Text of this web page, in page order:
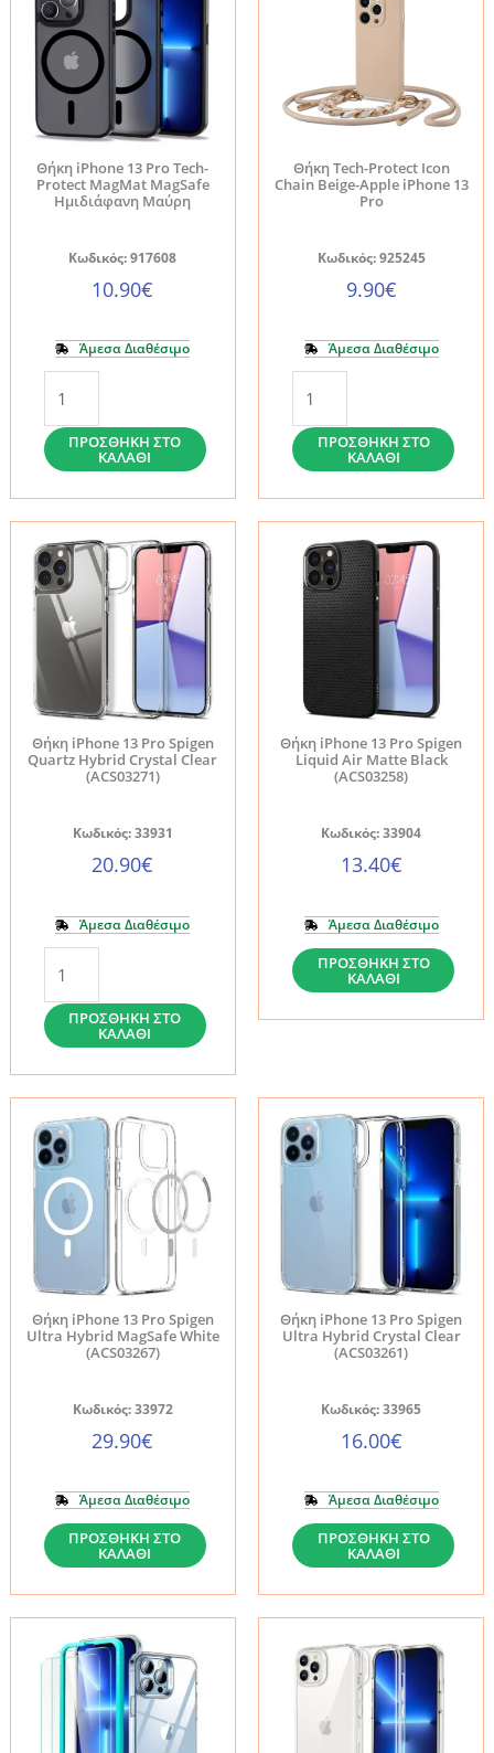
Θήκη iPhone 13 Pro Tech-
Protect MagMat MagSafe
Ημιδιάφανη Μαύρη
Κωδικός: 917608
10.90€
Άμεσα Διαθέσιμο
13
Pro
Tech-
Protect
MagMat
MagSafe
Ημιδιάφανη
Μαύρη
ποσότητα
ΠΡΟΣΘΉΚΗ ΣΤΟ
ΚΑΛΆΘΙ
Θήκη Tech-Protect Icon
Chain Beige-Apple iPhone 13
Pro
Κωδικός: 925245
9.90€
Άμεσα Διαθέσιμο
Protect
Icon
Chain
Beige-
Apple
iPhone
13
Pro
ποσότητα
ΠΡΟΣΘΉΚΗ ΣΤΟ
ΚΑΛΆΘΙ
Θήκη iPhone 13 Pro Spigen
Quartz Hybrid Crystal Clear
(ACS03271)
Κωδικός: 33931
20.90€
Άμεσα Διαθέσιμο
iPhone
13
Pro
Spigen
Quartz
Hybrid
Crystal
Clear
(ACS03271)
ποσότητα
ΠΡΟΣΘΉΚΗ ΣΤΟ
ΚΑΛΆΘΙ
Θήκη iPhone 13 Pro Spigen
Liquid Air Matte Black
(ACS03258)
Κωδικός: 33904
13.40€
Άμεσα Διαθέσιμο
Θήκη
iPhone
13
Liquid
Air
Matte
Black
(ACS03258)
ΠΡΟΣΘΉΚΗ ΣΤΟ
ΚΑΛΆΘΙ
Θήκη iPhone 13 Pro Spigen
Ultra Hybrid MagSafe White
(ACS03267)
Κωδικός: 33972
29.90€
Άμεσα Διαθέσιμο
Θήκη
iPhone
13
Pro
Spigen
Ultra
Hybrid
MagSafe
ΠΡΟΣΘΉΚΗ ΣΤΟ
ΚΑΛΆΘΙ
Θήκη iPhone 13 Pro Spigen
Ultra Hybrid Crystal Clear
(ACS03261)
Κωδικός: 33965
16.00€
Άμεσα Διαθέσιμο
Θήκη
iPhone
13
Pro
Spigen
Ultra
Crystal
ΠΡΟΣΘΉΚΗ ΣΤΟ
ΚΑΛΆΘΙ